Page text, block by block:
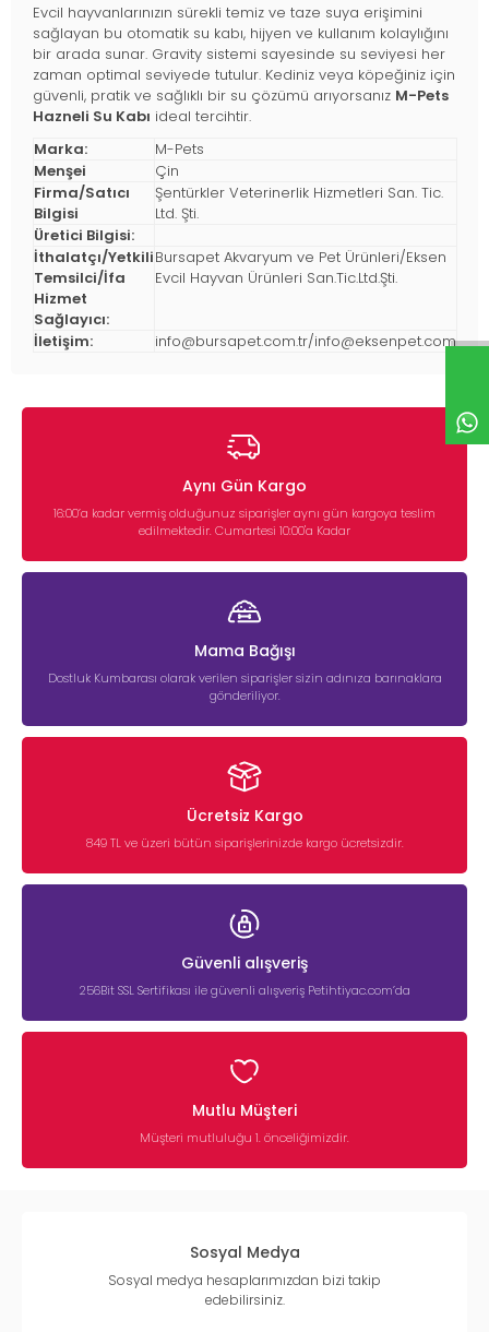
Evcil hayvanlarınızın sürekli temiz ve taze suya erişimini
sağlayan bu otomatik su kabı, hijyen ve kullanım kolaylığını
bir arada sunar. Gravity sistemi sayesinde su seviyesi her
zaman optimal seviyede tutulur. Kediniz veya köpeğiniz için
güvenli, pratik ve sağlıklı bir su çözümü arıyorsanız M-Pets
Hazneli Su Kabı ideal tercihtir.
Marka:
M-Pets
Menşei
Çin
Firma/Satıcı
Bilgisi
Şentürkler Veterinerlik Hizmetleri San. Tic.
Ltd. Şti.
Üretici Bilgisi:
İthalatçı/Yetkili
Temsilci/İfa
Hizmet
Sağlayıcı:
Bursapet Akvaryum ve Pet Ürünleri/Eksen
Evcil Hayvan Ürünleri San.Tic.Ltd.Şti.
İletişim: info@bursapet.com.tr/info@eksenpet.com
Aynı Gün Kargo
16:00’a kadar vermiş olduğunuz siparişler aynı gün kargoya teslim
edilmektedir. Cumartesi 10:00'a Kadar
Mama Bağışı
Dostluk Kumbarası olarak verilen siparişler sizin adınıza barınaklara
gönderiliyor.
Ücretsiz Kargo
849 TL ve üzeri bütün siparişlerinizde kargo ücretsizdir.
Güvenli alışveriş
256Bit SSL Sertifikası ile güvenli alışveriş Petihtiyac.com’da
Mutlu Müşteri
Müşteri mutluluğu 1. önceliğimizdir.
Sosyal Medya
Sosyal medya hesaplarımızdan bizi takip
edebilirsiniz.